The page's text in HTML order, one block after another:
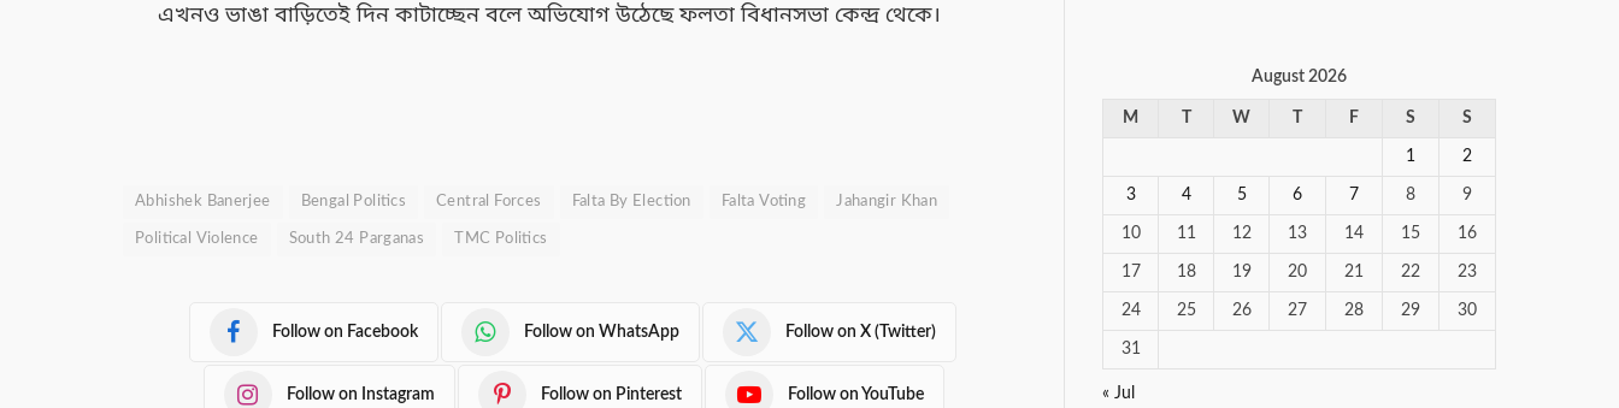
এখনও ভাঙা বাড়িতেই দিন কাটাচ্ছেন বলে অভিযোগ উঠেছে ফলতা বিধানসভা কেন্দ্র থেকে।
Abhishek Banerjee Bengal Politics Central Forces Falta By Election Falta Voting Jahangir Khan
Political Violence South 24 Parganas TMC Politics
Follow on Facebook Follow on WhatsApp Follow on X (Twitter)
Follow on Instagram Follow on Pinterest Follow on YouTube
August 2026
M W F S S
1 2
3 4 5 6 7 8 9
10 11 12 13 14 15 16
17 18 19 20 21 22 23
24 25 26 27 28 29 30
31
« Jul